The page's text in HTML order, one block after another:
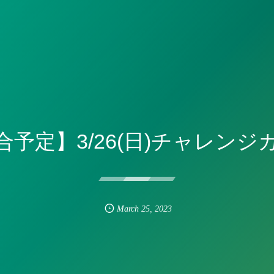
予定】3/26(日)チャレンジ
March 25, 2023